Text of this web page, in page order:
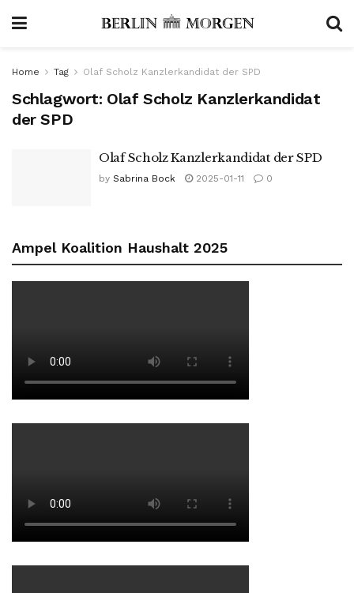
Home Tag Olaf Scholz Kanzlerkandidat der SPD
Schlagwort: Olaf Scholz Kanzlerkandidat
der SPD
Olaf Scholz Kanzlerkandidat der SPD
by Sabrina Bock 2025-01-11 0
Ampel Koalition Haushalt 2025